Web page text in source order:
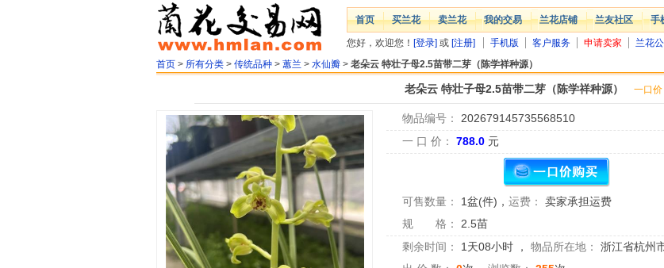
首页 买兰花 卖兰花 我的交易 兰花店铺 兰友社区 手
您好，欢迎您！ [登录] 或 [注册] 手机版 客户服务 申请卖家 兰花
首页 > 所有分类 > 传统品种 > 蕙兰 > 水仙瓣 > 老朵云 特壮子母2.5苗带二芽（陈学祥种源）
老朵云 特壮子母2.5苗带二芽（陈学祥种源） 一口价
物品编号：
202679145735568510
一 口 价：
788.0 元
可售数量： 1盆(件) ， 运费：
卖家承担运费
规 格：
2.5苗
剩余时间：
1天08小时 ， 物品所在地：
浙江省杭州